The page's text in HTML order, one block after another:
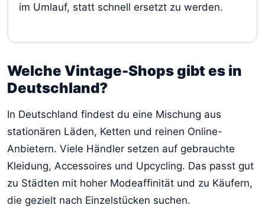
im Umlauf, statt schnell ersetzt zu werden.
Welche Vintage-Shops gibt es in
Deutschland?
In Deutschland findest du eine Mischung aus
stationären Läden, Ketten und reinen Online-
Anbietern. Viele Händler setzen auf gebrauchte
Kleidung, Accessoires und Upcycling. Das passt gut
zu Städten mit hoher Modeaffinität und zu Käufern,
die gezielt nach Einzelstücken suchen.